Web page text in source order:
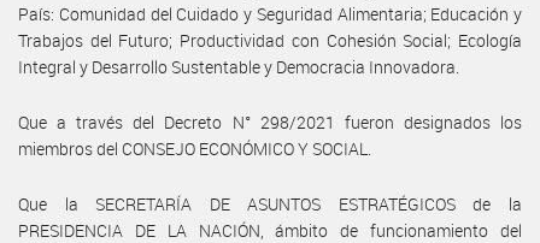
País: Comunidad del Cuidado y Seguridad Alimentaria; Educación y
Trabajos del Futuro; Productividad con Cohesión Social; Ecología
Integral y Desarrollo Sustentable y Democracia Innovadora.
Que a través del Decreto N° 298/2021 fueron designados los
miembros del CONSEJO ECONÓMICO Y SOCIAL.
Que la SECRETARÍA DE ASUNTOS ESTRATÉGICOS de la
PRESIDENCIA DE LA NACIÓN, ámbito de funcionamiento del